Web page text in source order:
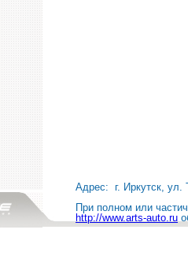
Адрес: г. Иркутск, ул.
При полном или
http://www.arts-auto.ru